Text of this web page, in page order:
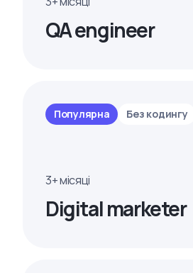
QA engineer
Популярна Без кодингу
3+ місяці
Digital marketer